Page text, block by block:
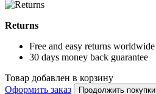
Returns
Free and easy returns worldwide
30 days money back guarantee
Товар добавлен в корзину
Оформить заказ
Продолжить покупки